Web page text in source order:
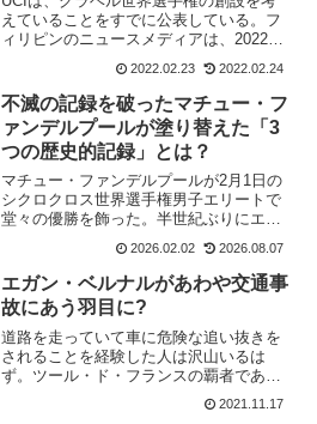
えていることをすでに公表している。フ
ィリピンのニュースメディアは、2022
UCIグラベルワールドシリーズが2022年4
月3日にフィリピンのボンガボンで開催さ
れる最初のレースで開始されると報じて
いる。2...
2022.02.23 2022.02.24
不滅の記録を破ったマチュー・フ
ァンデルプールが塗り替えた「3
つの歴史的記録」とは？
マチュー・ファンデルプールが2月1日の
シクロクロス世界選手権男子エリートで
堂々の優勝を飾った。半世紀ぶりにエリ
ック・デ・フラーミンク(Eric De
Vlaeminck)が持つ世界選手権7回制覇の記
録を更新した。それだけではなく、マチ
ュー・...
2026.02.02 2026.08.07
エガン・ベルナルがあわや交通事
故にあう羽目に?
道路を走っていて車に危険な追い抜きを
されることを経験した人は沢山いるは
ず。ツール・ド・フランスの覇者である
エガン・ベルナルでも同じことだ。ベル
ナルは、インスタにその時の動画を乗せ
2021.11.17